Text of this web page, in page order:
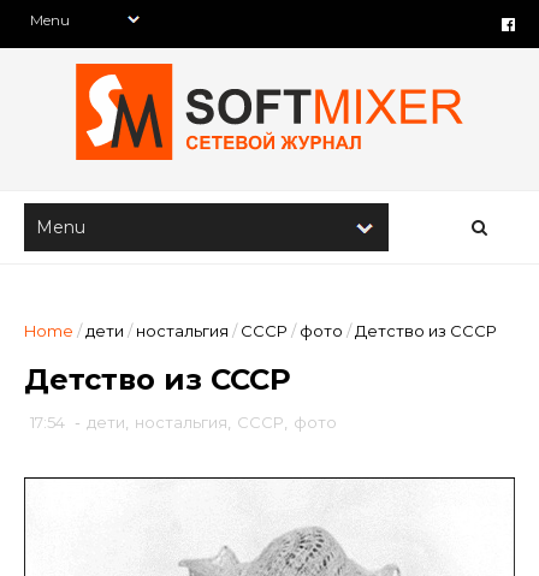
Home / дети / ностальгия / СССР / фото / Детство из СССР
Детство из СССР
17:54 - дети ностальгия СССР фото